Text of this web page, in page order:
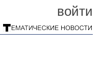
войти